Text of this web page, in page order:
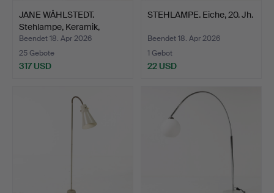
JANE WÅHLSTEDT.
Stehlampe, Keramik,
signie…
Beendet 18. Apr 2026
25 Gebote
317 USD
STEHLAMPE. Eiche, 20. Jh.
Beendet 18. Apr 2026
1 Gebot
22 USD